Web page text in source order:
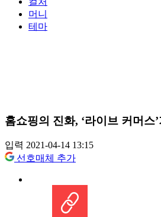
머니
테마
홈쇼핑의 진화, ‘라이브 커머스
입력 2021-04-14 13:15
선호매체 추가